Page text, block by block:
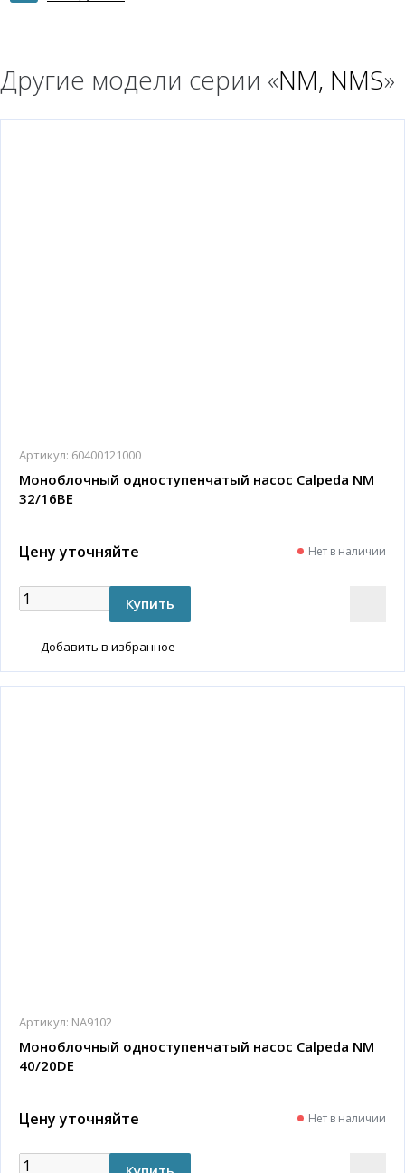
Другие модели серии «NM, NMS»
Артикул: 60400121000
Моноблочный одноступенчатый насос Calpeda NM
32/16BE
Цену уточняйте Нет в наличии
Добавить в избранное
Артикул: NA9102
Моноблочный одноступенчатый насос Calpeda NM
40/20DE
Цену уточняйте Нет в наличии